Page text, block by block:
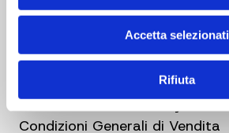
Accetta selezionati
Rifiuta
Blog
Informativa sulla Privacy
Condizioni Generali di Vendita